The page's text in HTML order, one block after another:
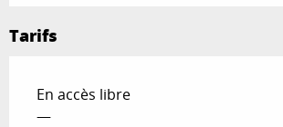
Tarifs
En accès libre
—